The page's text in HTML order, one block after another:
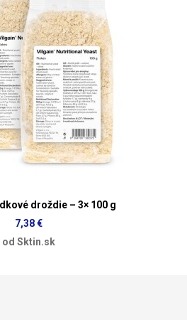
droždie – 3× 100 g
7,38 €
od Sktin.sk